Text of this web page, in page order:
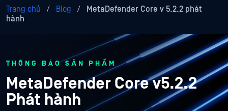
Trang chủ / Blog /
MetaDefender Core v 5.2.2 phát
hành
THÔNG BÁO SẢN PHẨM
MetaDefender Core v5.2.2
Phát hành